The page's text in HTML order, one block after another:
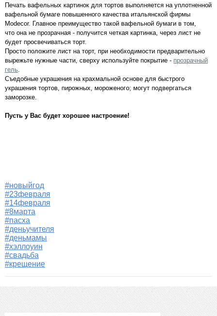
Печать вафельных картинок для тортов выполняется на уплотненной
вафельной бумаге повышенного качества итальянской фирмы
Modecor. Главное преимущество такой вафельной бумаги в том,
что она не прозрачная - получится четкая картинка, через лист не
будет просвечиваться торт.
Просто положите лист на торт, при необходимости предварительно
вырежьте нужные части, сверху используйте покрытие - прозрачный
гель
Съедобные украшения на крахмальной основе для быстрого
украшения тортов, пирожных, мороженого; могут подвергаться
заморозке.
Пусть у Вас будет хорошее настроение!
#новыйгод
#23февраля
#14февраля
#8марта
#пасха
#деньучителя
#деньмамы
#хэллоуин
#свадьба
#крещение